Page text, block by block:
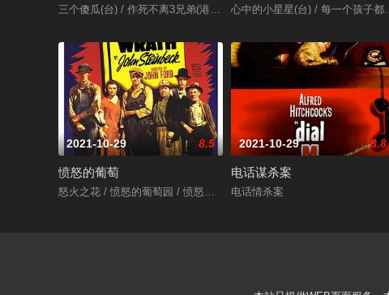
三个傻瓜(台) / 作死不离3兄弟(港) / 三个白痴 / 三个傻蛋 / 三个呆瓜 /
心中的小星星(台) / 每一个孩子都
2021-10-29 8.5
愤怒的葡萄
怒火之花 / 愤怒的葡萄园 / 愤怒的葡萄
2021-10-29 8.8
电话谋杀案
电话情杀案